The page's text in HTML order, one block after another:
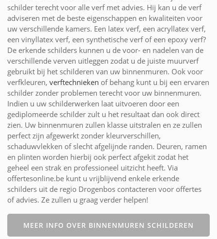
schilder terecht voor alle verf met advies. Hij kan u de verf
adviseren met de beste eigenschappen en kwaliteiten voor
uw verschillende kamers. Een latex verf, een acryllatex verf,
een vinyllatex verf, een synthetische verf of een epoxy verf?
De erkende schilders kunnen u de voor- en nadelen van de
verschillende verven uitleggen zodat u de juiste muurverf
gebruikt bij het schilderen van uw binnenmuren. Ook voor
verfkleuren, verftechnieken of behang kunt u bij een ervaren
schilder zonder problemen terecht voor uw binnenmuren.
Indien u uw schilderwerken laat uitvoeren door een
gediplomeerde schilder zult u het resultaat dan ook direct
zien. Uw binnenmuren zullen klasse uitstralen en ze zullen
perfect zijn afgewerkt zonder kleurverschillen,
schaduwvlekken of slecht afgelijnde randen. Deuren, ramen
en plinten worden hierbij ook perfect afgekit zodat het
geheel een strak en professioneel uitzicht heeft. Via
offertesonline.be kunt u vrijblijvend enkele erkende
schilders uit de regio Drogenbos contacteren voor offertes
of advies. Ze zullen u graag verder helpen!
MEER INFO OVER BINNENMUREN SCHILDEREN